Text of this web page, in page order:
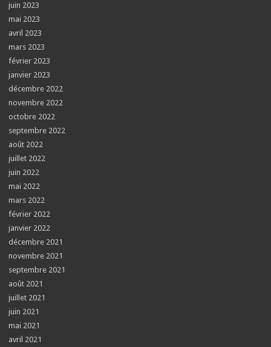
juin 2023
mai 2023
avril 2023
mars 2023
février 2023
janvier 2023
décembre 2022
novembre 2022
octobre 2022
septembre 2022
août 2022
juillet 2022
juin 2022
mai 2022
mars 2022
février 2022
janvier 2022
décembre 2021
novembre 2021
septembre 2021
août 2021
juillet 2021
juin 2021
mai 2021
avril 2021